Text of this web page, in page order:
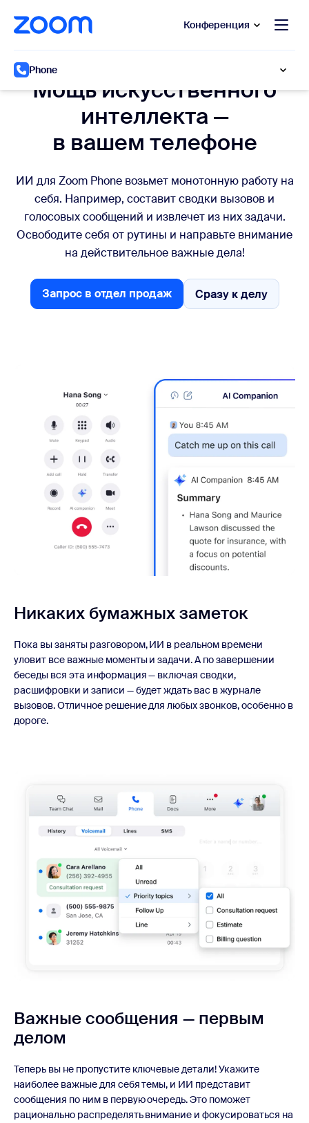
содержанию
в чат помощи Конференция
Phone
Мощь искусственного
интеллекта —
в вашем телефоне
ИИ для Zoom Phone возьмет монотонную работу на
себя. Например, составит сводки вызовов и
голосовых сообщений и извлечет из них задачи.
Освободите себя от рутины и направьте внимание
на действительное важные дела!
Запрос в отдел продаж
Запрос в отдел продаж
Сразу к делу
Сразу к делу
Никаких бумажных заметок
Пока вы заняты разговором, ИИ в реальном времени
уловит все важные моменты и задачи. А по завершении
беседы вся эта информация — включая сводки,
расшифровки и записи — будет ждать вас в журнале
вызовов. Отличное решение для любых звонков, особенно в
дороге.
Важные сообщения — первым
делом
Теперь вы не пропустите ключевые детали! Укажите
наиболее важные для себя темы, и ИИ представит
сообщения по ним в первую очередь. Это поможет
рационально распределять внимание и фокусироваться на